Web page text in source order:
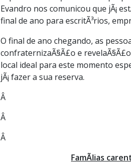
Evandro nos comunicou que jÃ¡
final de ano para escritÃ³rios,
O final de ano chegando, as
confraternizaÃ§Ã£o e
local ideal para este momento
jÃ¡ fazer a sua reserva.
Â
Â
Â
FamÃ­lias